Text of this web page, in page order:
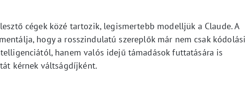
cégek közé tartozik, legismertebb modelljük a Claude. A
hogy a rosszindulatú szereplők már nem csak kódolási
hanem valós idejű támadások futtatására is
kérnek váltságdíjként.